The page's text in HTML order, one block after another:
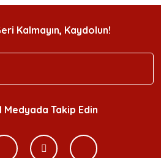
Kalmayın, Kaydolun!
Medyada Takip Edin